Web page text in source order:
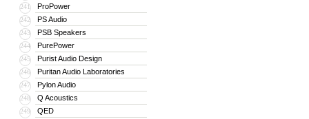
241 ProPower
242 PS Audio
243 PSB Speakers
244 PurePower
245 Purist Audio Design
246 Puritan Audio Laboratories
247 Pylon Audio
248 Q Acoustics
249 QED